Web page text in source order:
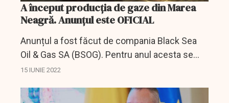
A început producția de gaze din Marea
Neagră. Anunțul este OFICIAL
Anunțul a fost făcut de compania Black Sea
Oil & Gas SA (BSOG). Pentru anul acesta se
estimează o producţie de 0,5 miliarde de metri
15 IUNIE 2022